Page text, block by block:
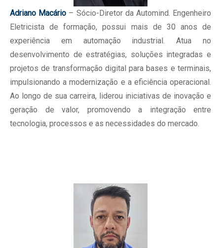
Adriano Macário – Sócio-Diretor da Automind. Engenheiro
Eletricista de formação, possui mais de 30 anos de
experiência em automação industrial. Atua no
desenvolvimento de estratégias, soluções integradas e
projetos de transformação digital para bases e terminais,
impulsionando a modernização e a eficiência operacional.
Ao longo de sua carreira, liderou iniciativas de inovação e
geração de valor, promovendo a integração entre
tecnologia, processos e as necessidades do mercado.